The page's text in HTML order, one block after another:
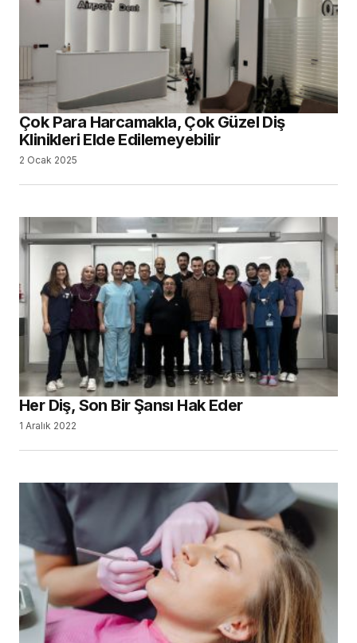
Çok Para Harcamakla, Çok Güzel Diş
Klinikleri Elde Edilemeyebilir
2 Ocak 2025
Her Diş, Son Bir Şansı Hak Eder
1 Aralık 2022